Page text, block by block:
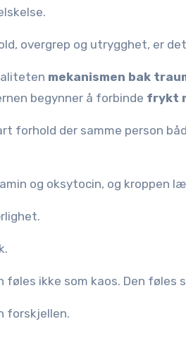
overgrep og utrygghet, er
mekanismen bak
begynner å forbinde frykt
forhold der samme person
og oksytocin, og kroppen
føles ikke som kaos. Den føles
forskjellen.